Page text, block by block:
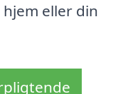
eller din